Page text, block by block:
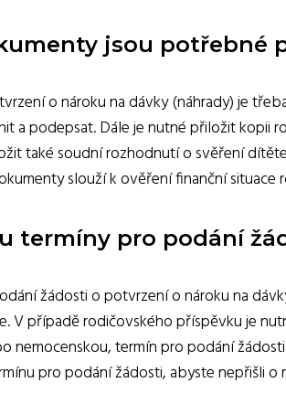
jsou potřebné
o nároku na dávky (náhrady) je
a podepsat. Dále je nutné přiložit kopii
také soudní rozhodnutí o svěření
slouží k ověření finanční
termíny pro podání
žádosti o potvrzení o nároku na
V případě rodičovského příspěvku je
nemocenskou, termín pro podání
pro podání žádosti, abyste nepřišli